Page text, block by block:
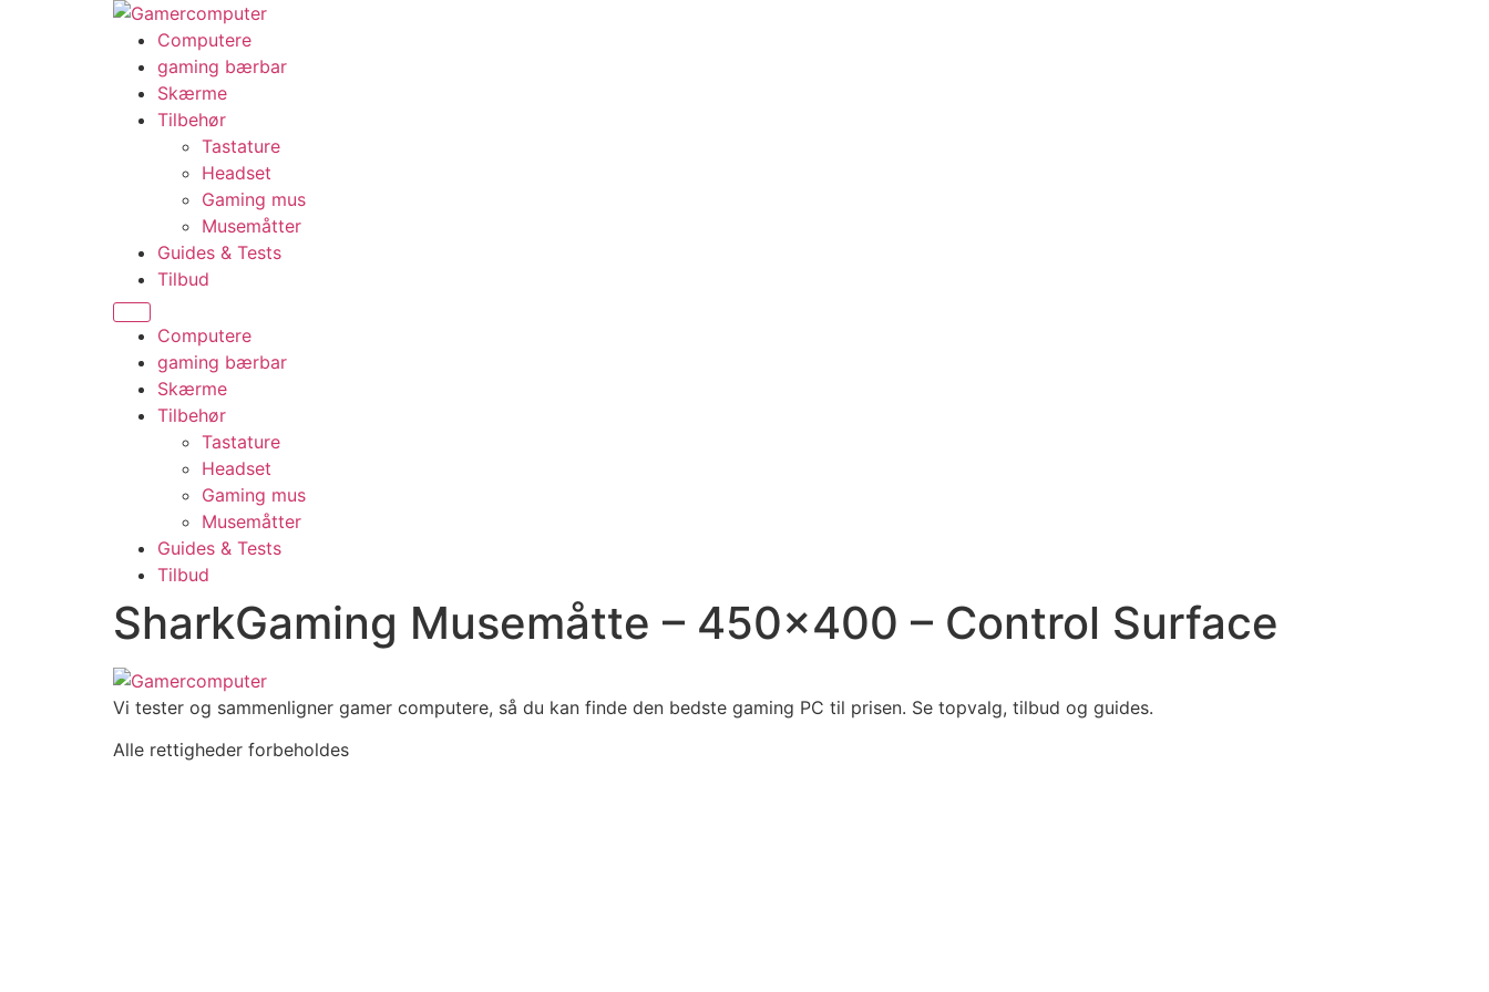
Computere
gaming bærbar
Skærme
Tilbehør
Tastature
Headset
Gaming mus
Musemåtter
Guides & Tests
Tilbud
Computere
gaming bærbar
Skærme
Tilbehør
Tastature
Headset
Gaming mus
Musemåtter
Guides & Tests
Tilbud
SharkGaming Musemåtte – 450×400 – Control Surface
Vi tester og sammenligner gamer computere, så du kan finde den bedste gaming PC til prisen. Se topvalg, tilbud og guides.
Alle rettigheder forbeholdes